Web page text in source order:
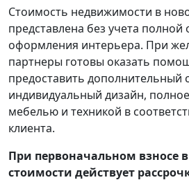
Стоимость недвижимости в
представлена без учета полной
оформления интерьера. При
партнеры готовы оказать
предоставить дополнительный
индивидуальный дизайн,
мебелью и техникой в
клиента.
При первоначальном взносе
стоимости действует